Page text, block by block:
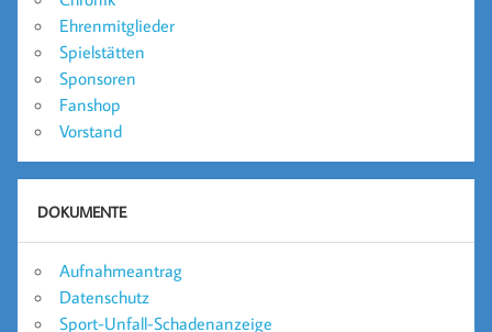
Ehrenmitglieder
Spielstätten
Sponsoren
Fanshop
Vorstand
DOKUMENTE
Aufnahmeantrag
Datenschutz
Sport-Unfall-Schadenanzeige